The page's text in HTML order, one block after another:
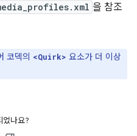
을 참조
코덱의 <Quirk> 요소가 더 이상
었나요?